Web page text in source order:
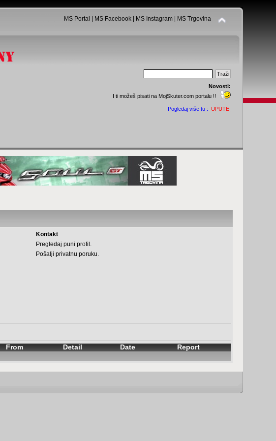
MS Portal MS Facebook| MS Instagram| MS Trgovina
Novosti:
I ti možeš pisati na MojSkuter.com portalu !!
Pogledaj više tu : UPUTE
Kontakt
Pregledaj puni profil.
Pošalji privatnu poruku.
From Detail Date Report